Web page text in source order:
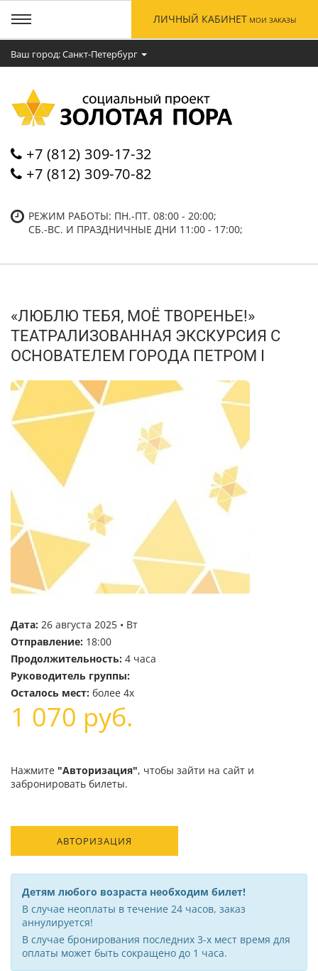
Ваш город: Cанкт-Петербург
+7 (812) 309-17-32
+7 (812) 309-70-82
РЕЖИМ РАБОТЫ: ПН.-ПТ. 08:00 - 20:00;
СБ.-ВC. И ПРАЗДНИЧНЫЕ ДНИ 11:00 - 17:00;
ЛИЧНЫЙ КАБИНЕТ МОИ ЗАКАЗЫ
«ЛЮБЛЮ ТЕБЯ, МОЁ ТВОРЕНЬЕ!»
ТЕАТРАЛИЗОВАННАЯ ЭКСКУРСИЯ С
ОСНОВАТЕЛЕМ ГОРОДА ПЕТРОМ I
Дата: 26 августа 2025 • Вт
Отправление: 18:00
Продолжительность: 4 часа
Руководитель группы:
Осталось мест: более 4х
1 070 руб.
Нажмите "Авторизация", чтобы зайти на сайт и
забронировать билеты.
АВТОРИЗАЦИЯ
Детям любого возраста необходим билет!
В случае неоплаты в течение 24 часов, заказ
аннулируется!
В случае бронирования последних 3-х мест время для
оплаты может быть сокращено до 1 часа.